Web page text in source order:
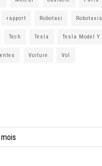
rapport Robotaxi Robotaxis
Tech Tesla Tesla Model Y
Voiture Vol